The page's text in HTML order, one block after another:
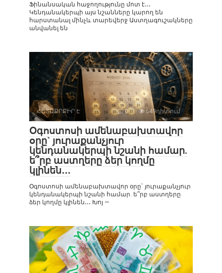
Ֆինանսական հաջողությունը մոտ է․․․
Կենդանակերպի այս նշանները կարող են
հարստանալ մինչև տարեվերջ Աստղագուշակները
անվանել են
ՀԵՏԱՔՐՔԻՐ Է 0 649դիտում
Օգոստոսի ամենաբախտավոր
օրը` յուրաքանչյուր
կենդանակերպի նշանի համար.
ե՞րբ աստղերը ձեր կողմը
կլինեն․․․
Օգոստոսի ամենաբախտավոր օրը` յուրաքանչյուր
կենդանակերպի նշանի համար. ե՞րբ աստղերը
ձեր կողմը կլինեն․․․ Խոյ —